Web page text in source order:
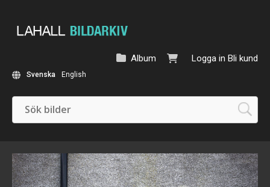
Logga in Bli kund
Album
Svenska English